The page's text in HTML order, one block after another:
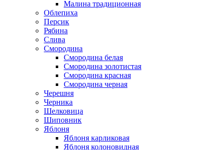
Малина традиционная
Облепиха
Персик
Рябина
Слива
Смородина
Смородина белая
Смородина золотистая
Смородина красная
Смородина черная
Черешня
Черника
Шелковица
Шиповник
Яблоня
Яблоня карликовая
Яблоня колоновидная